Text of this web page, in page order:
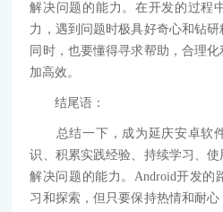
解决问题的能力。在开发的过程
力，遇到问题时极具好奇心和钻研
同时，也要懂得寻求帮助，合理
加高效。
结尾语：
总结一下，成为延庆安卓软
识、积累实践经验、持续学习、
解决问题的能力。Android开发的
习和探索，但只要保持热情和耐